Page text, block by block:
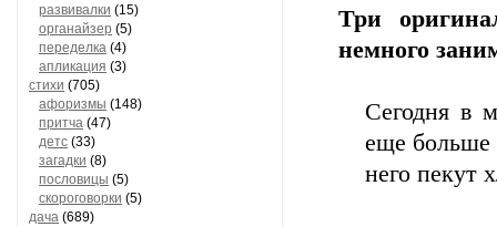
развивалки (15)
органайзер (5)
переделка (4)
апликация (3)
стихи (705)
афоризмы (148)
притча (47)
детс (33)
загадки (8)
пословицы (5)
скороговорки (5)
дача (689)
Три
немного
Сегодня в
еще больше
него пекут